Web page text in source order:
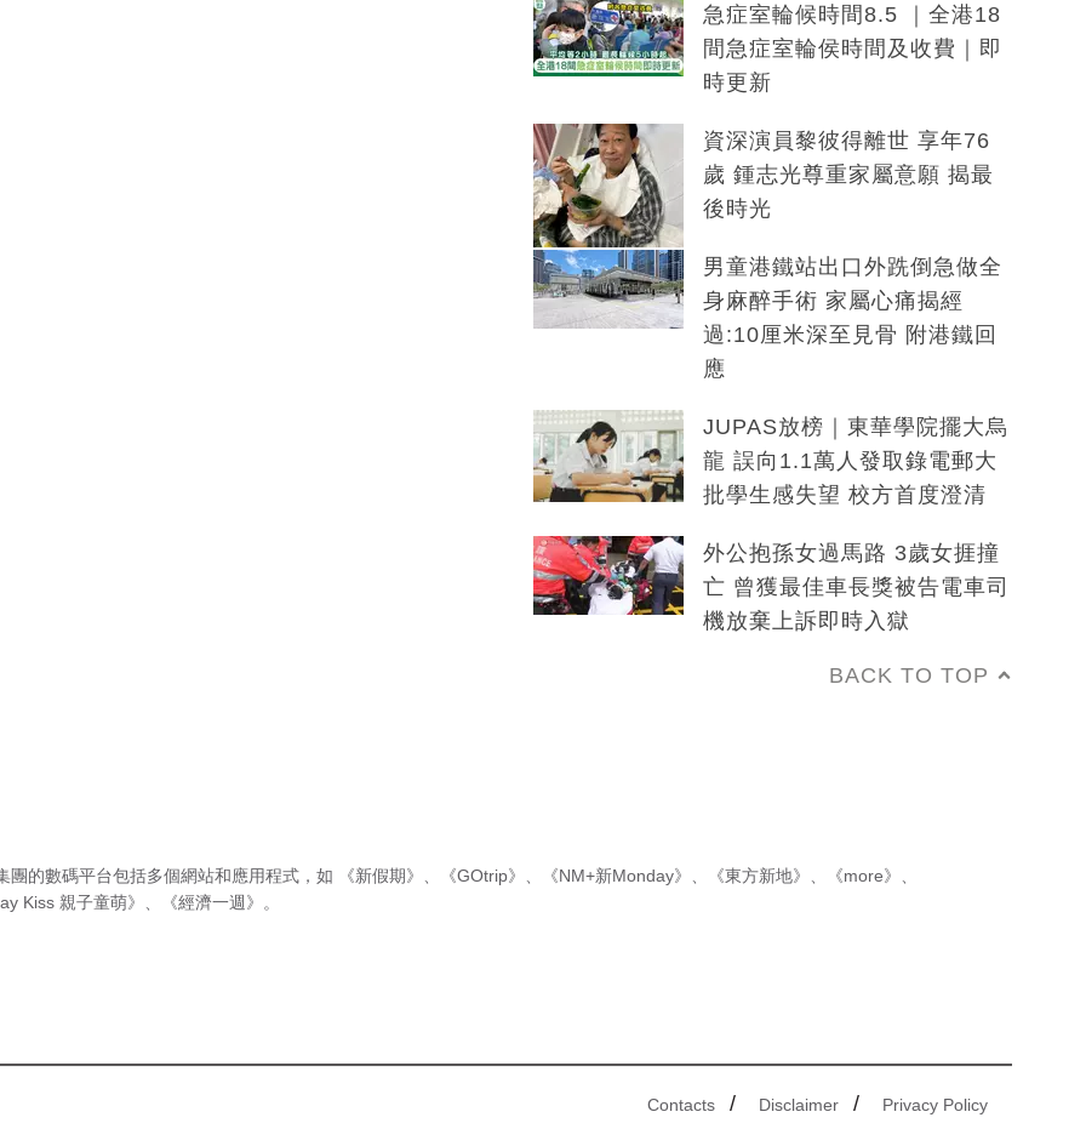
急症室輪候時間8.5 ｜全港18
間急症室輪侯時間及收費｜即
時更新
資深演員黎彼得離世 享年76
歲 鍾志光尊重家屬意願 揭最
後時光
男童港鐵站出口外跣倒急做全
身麻醉手術 家屬心痛揭經
過:10厘米深至見骨 附港鐵回
應
JUPAS放榜｜東華學院擺大烏
龍 誤向1.1萬人發取錄電郵大
批學生感失望 校方首度澄清
外公抱孫女過馬路 3歲女捱撞
亡 曾獲最佳車長獎被告電車司
機放棄上訴即時入獄
BACK TO TOP
團的數碼平台包括多個網站和應用程式，如 《新假期》 《GOtrip》 《NM+新Monday》 《東方新地》 《more》
Kiss 親子童萌》
《經濟一週》 。
Contacts / Disclaimer / Privacy Policy